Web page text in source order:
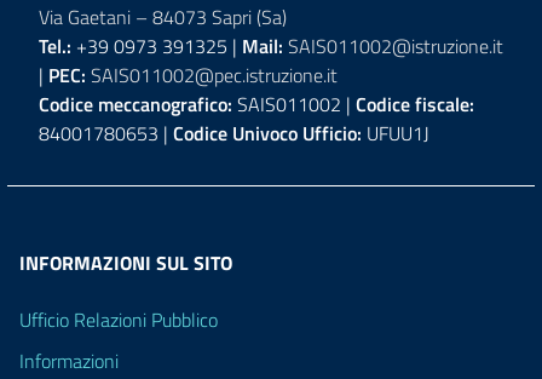
Via Gaetani – 84073 Sapri (Sa)
Tel.: +39 0973 391325 | Mail: SAIS011002@istruzione.it
| PEC: SAIS011002@pec.istruzione.it
Codice meccanografico: SAIS011002 | Codice fiscale:
84001780653 | Codice Univoco Ufficio: UFUU1J
INFORMAZIONI SUL SITO
Ufficio Relazioni Pubblico
Informazioni